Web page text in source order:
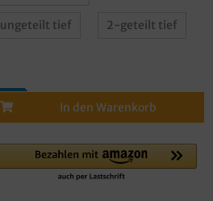
ungeteilt tief 2-geteilt tief
In den Warenkorb